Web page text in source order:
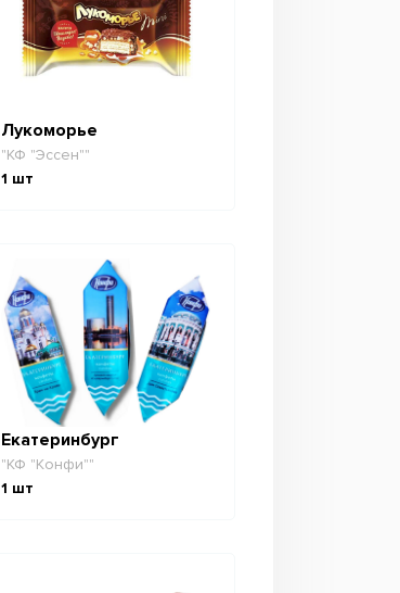
Лукоморье
"КФ "Эссен""
1 шт
Екатеринбург
"КФ "Конфи""
1 шт